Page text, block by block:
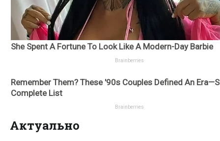
Актуально